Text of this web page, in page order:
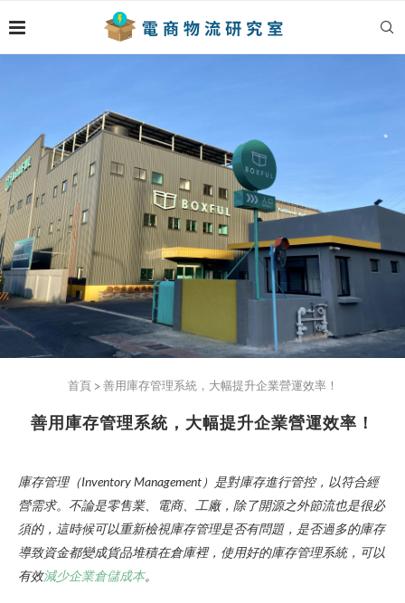
首頁> 善用庫存管理系統，大幅提升企業營運效率！
善用庫存管理系統，大幅提升企業營運效率！
庫存管理（Inventory Management）是對庫存進行管控，以符合經
營需求。不論是零售業、電商、工廠，除了開源之外節流也是很必
須的，這時候可以重新檢視庫存管理是否有問題，是否過多的庫存
導致資金都變成貨品堆積在倉庫裡，使用好的庫存管理系統，可以
有效減少企業倉儲成本。